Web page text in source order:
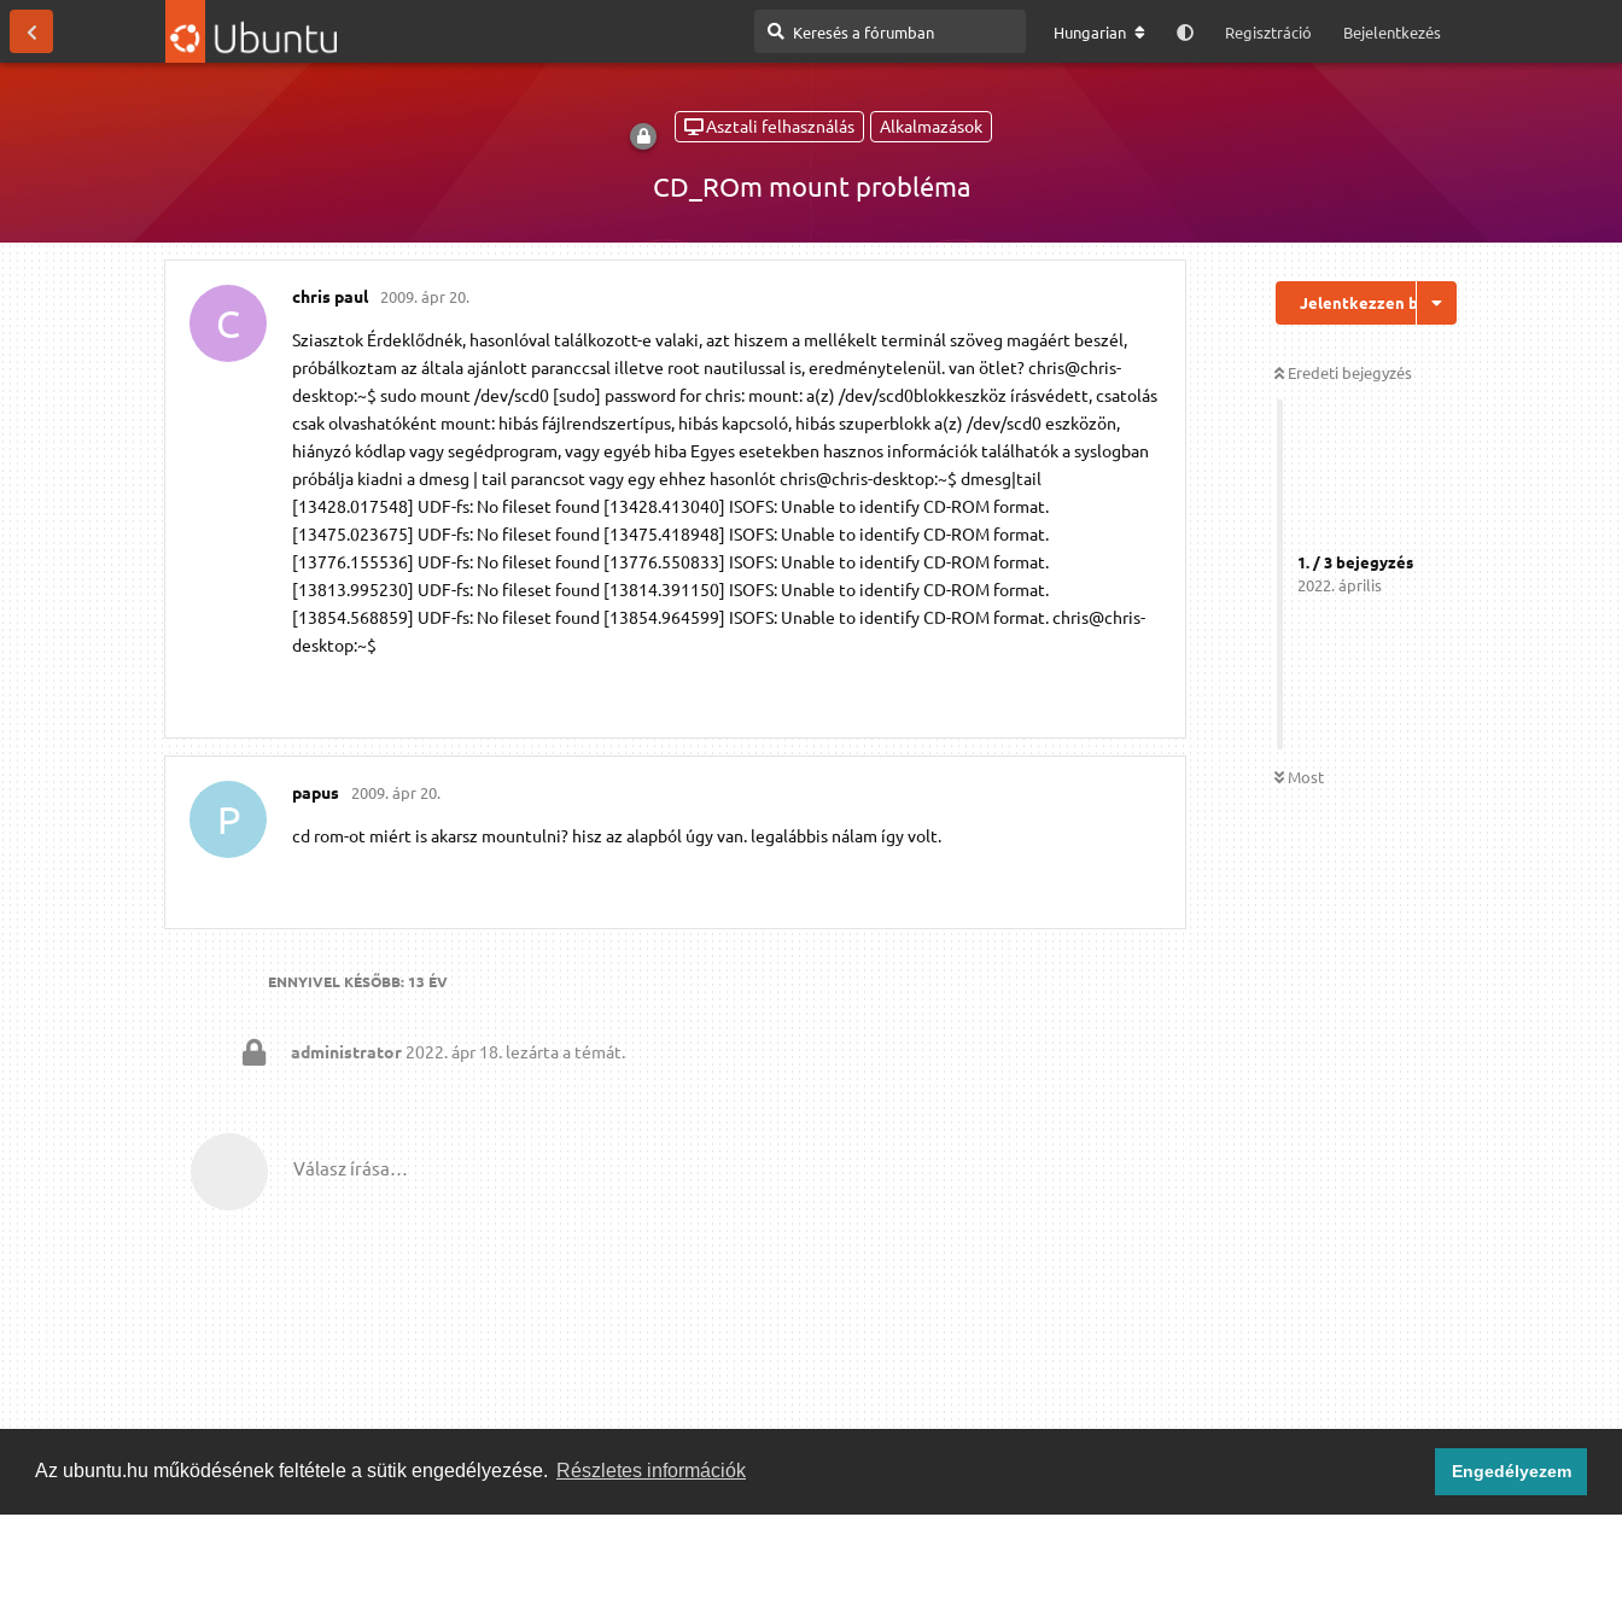
Az ubuntu.hu működésének feltétele a sütik engedélyezése. Részletes információk Engedélyezem
Hungarian Regisztráció Bejelentkezés
Asztali felhasználás Alkalmazások
CD_ROm mount probléma
Jelentkezzen be a válaszhoz
Eredeti bejegyzés
1. /3bejegyzés
2022. április
Most
C
chris paul 2009. ápr 20.
Sziasztok Érdeklődnék, hasonlóval találkozott-e valaki, azt hiszem a mellékelt terminál szöveg magáért beszél,
próbálkoztam az általa ajánlott paranccsal illetve root nautilussal is, eredménytelenül. van ötlet? chris@chris-
desktop:~$ sudo mount /dev/scd0 [sudo] password for chris: mount: a(z) /dev/scd0blokkeszköz írásvédett, csatolás
csak olvashatóként mount: hibás fájlrendszertípus, hibás kapcsoló, hibás szuperblokk a(z) /dev/scd0 eszközön,
hiányzó kódlap vagy segédprogram, vagy egyéb hiba Egyes esetekben hasznos információk találhatók a syslogban
próbálja kiadni a dmesg | tail parancsot vagy egy ehhez hasonlót chris@chris-desktop:~$ dmesg|tail
[13428.017548] UDF-fs: No fileset found [13428.413040] ISOFS: Unable to identify CD-ROM format.
[13475.023675] UDF-fs: No fileset found [13475.418948] ISOFS: Unable to identify CD-ROM format.
[13776.155536] UDF-fs: No fileset found [13776.550833] ISOFS: Unable to identify CD-ROM format.
[13813.995230] UDF-fs: No fileset found [13814.391150] ISOFS: Unable to identify CD-ROM format.
[13854.568859] UDF-fs: No fileset found [13854.964599] ISOFS: Unable to identify CD-ROM format. chris@chris-
desktop:~$
P
papus 2009. ápr 20.
cd rom-ot miért is akarsz mountulni? hisz az alapból úgy van. legalábbis nálam így volt.
ENNYIVEL KÉSŐBB: 13 ÉV
administrator 2022. ápr 18. lezárta a témát.
Válasz írása…